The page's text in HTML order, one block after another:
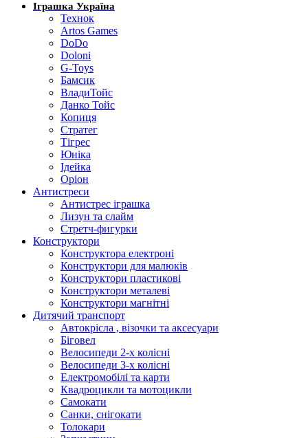
Іграшка Україна
Технок
Artos Games
DoDo
Doloni
G-Toys
Бамсик
ВладиТойс
Данко Тойс
Копиця
Стратег
Тігрес
Юніка
Ідейка
Оріон
Антистреси
Антистрес іграшка
Лизун та слайм
Стретч-фигурки
Конструктори
Конструктора електроні
Конструктори для малюків
Конструктори пластикові
Конструктори металеві
Конструктори магнітні
Дитячий транспорт
Автокрісла , візочки та аксесуари
Біговел
Велосипеди 2-х колісні
Велосипеди 3-х колісні
Електромобілі та карти
Квадроцикли та мотоцикли
Самокати
Санки, снігокати
Толокари